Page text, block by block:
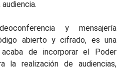
y mensajería
abierto y cifrado, es una
de incorporar el Poder
la realización de audiencias,